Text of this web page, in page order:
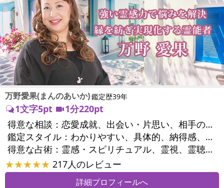
万野愛果(まんのあいか)鑑定歴39年
1文字5pt
1分220pt
得意な相談：
恋愛成就、出会い・片思い、相手の気持ち、相性、縁結び、結婚、男心・女心、二人の今後、複雑な恋愛、三角関係、略奪愛、浮気、不倫、復活愛、復縁、離婚、同性愛・LGBT、人間関係、職場の人間関係、対人関係、仕事運、適職、天職、転職、進路、就職、人生全般、使命、経営相談、人事、開業、廃業、夢、目標、ビジネスチャンス、ビジネスパートナー、パワーハラスメント、セクシャルハラスメント、家族関係、夫婦関係、家庭問題、夫婦問題、親族問題、育児・子育て、シングルマザー、ドメスティックバイオレンス、相続関係、美容、精神問題、心の問題、うつ、ストレス、いじめ、人生相談、霊的問題、ご先祖様、守護霊様、お墓参り、魂の本質、前世、来世、夢診断、ペットの気持ち、ペット交信、ペットへのヒーリング、パワーストーン選択、引越し・転居、方位、開運指導、健康運、金銭トラブル、ご近所問題、縁切り
鑑定スタイル：
わかりやすい、具体的、納得感、友達のように相談できる、聞き上手、とても話しやすい、じっくり聞いてくれる、愛にあふれ温かい、勇気をくれる、前向き・元気になれる、実力派
得意な占術：
霊感・スピリチュアル、霊視、霊聴、未来予知、前世・来世、守護霊対話、波動修正、オーラ、エネルギー調整、ソウルメイト、チャネリング、ペットの気持ち、タロット、オラクルカード、風水、姓名判断、九星気学、四柱推命、数秘術、カラー診断、夢診断、易学、手相、人相(顔相)、祈祷、祈願、縁結び、除霊、縁切り、パワーストーン、水晶、サイコロ、ヒーリング、レイキ、カウンセリング、オリジナル占術
★★★★★ 217人のレビュー
詳細プロフィールへ